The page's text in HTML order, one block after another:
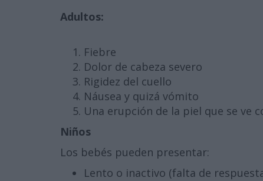
Adultos:
Fiebre
Dolor de cabeza severo
Rigidez del cuello
Náusea y quizá vómito
Una erupción de la piel que se ve
Niños
Los bebés pueden presentar:
Lento o inactivo (falta de